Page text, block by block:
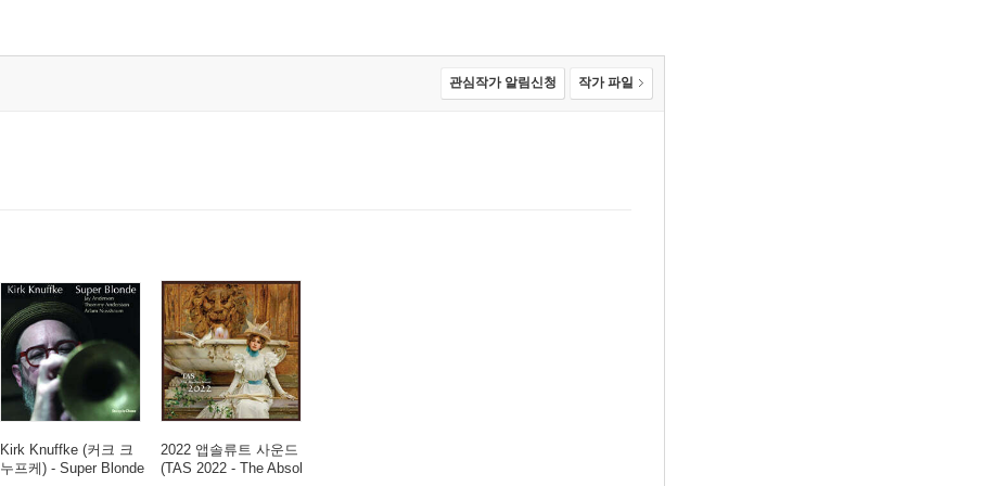
관심작가 알림신청 작가 파일
Kirk Knuffke (커크 크
누프케) - Super Blonde
2022 앱솔류트 사운드
(TAS 2022 - The Absol